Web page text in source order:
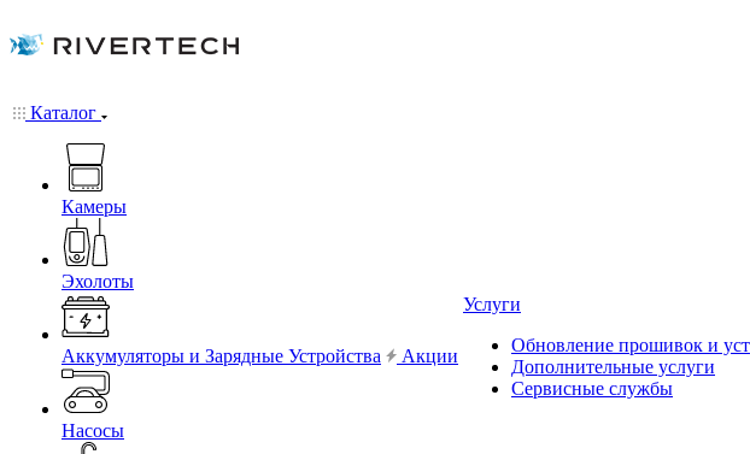
Каталог
Камеры
Эхолоты
Аккумуляторы и Зарядные Устройства
Насосы
Акции
Услуги
Обновление прошивок и
Дополнительные услуги
Сервисные службы